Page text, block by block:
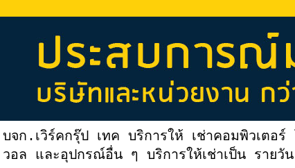
บจก.เวิร์คกรุ๊ป เทค บริการให้ เช่าคอมพิวเตอ
วอล และอุปกรณ์อื่น ๆ บริการให้เช่าเป็น รายวัน